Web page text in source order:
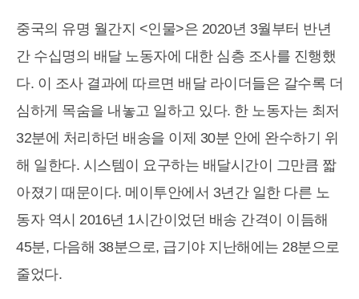
중국의 유명 월간지 <인물>은 2020년 3월부터 반년
간 수십명의 배달 노동자에 대한 심층 조사를 진행했
다. 이 조사 결과에 따르면 배달 라이더들은 갈수록 더
심하게 목숨을 내놓고 일하고 있다. 한 노동자는 최저
32분에 처리하던 배송을 이제 30분 안에 완수하기 위
해 일한다. 시스템이 요구하는 배달시간이 그만큼 짧
아졌기 때문이다. 메이투안에서 3년간 일한 다른 노
동자 역시 2016년 1시간이었던 배송 간격이 이듬해
45분, 다음해 38분으로, 급기야 지난해에는 28분으로
줄었다.